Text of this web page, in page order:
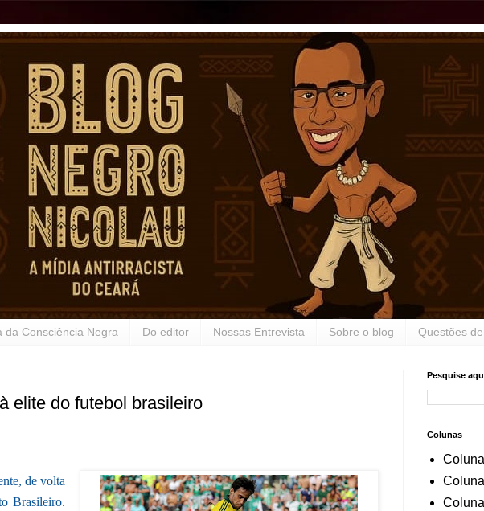
da Consciência Negra Do editor Nossas Entrevista Sobre o blog Questões
elite do futebol brasileiro
de volta
Brasileiro.
Pesquise
Colunas